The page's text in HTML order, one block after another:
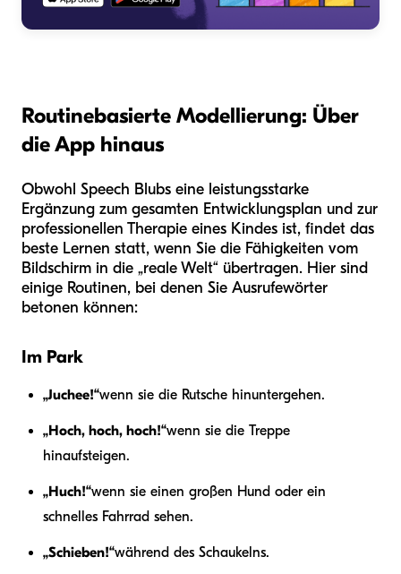
Routinebasierte Modellierung: Über
die App hinaus
Obwohl Speech Blubs eine leistungsstarke
Ergänzung zum gesamten Entwicklungsplan und zur
professionellen Therapie eines Kindes ist, findet das
beste Lernen statt, wenn Sie die Fähigkeiten vom
Bildschirm in die „reale Welt“ übertragen. Hier sind
einige Routinen, bei denen Sie Ausrufewörter
betonen können:
Im Park
„Juchee!“wenn sie die Rutsche hinuntergehen.
„Hoch, hoch, hoch!“wenn sie die Treppe
hinaufsteigen.
„Huch!“wenn sie einen großen Hund oder ein
schnelles Fahrrad sehen.
„Schieben!“während des Schaukelns.